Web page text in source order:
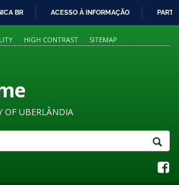
PARA
O
BR ACESSO À INFORMAÇÃO
HIGH CONTRAST SITEMAP
OF UBERLÂNDIA